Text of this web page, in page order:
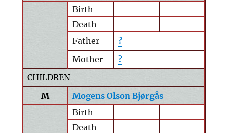
Birth
Death
Father
?
Mother
?
CHILDREN
M
Mogens Olson Bjørgås
Birth
Death